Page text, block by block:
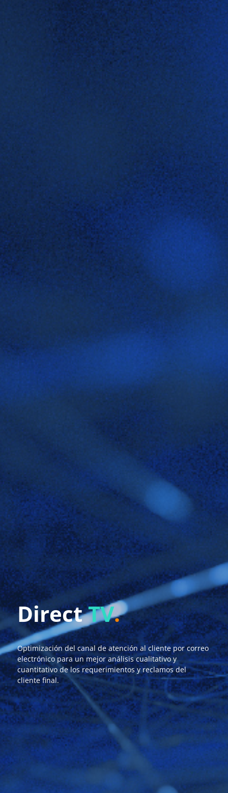
DirectTV.
Optimización del canal de atención al cliente por correo
electrónico para un mejor análisis cualitativo y
cuantitativo de los requerimientos y reclamos del
cliente final.